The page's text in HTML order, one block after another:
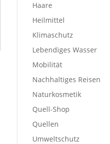
Haare
Heilmittel
Klimaschutz
Lebendiges Wasser
Mobilität
Nachhaltiges Reisen
Naturkosmetik
Quell-Shop
Quellen
Umweltschutz